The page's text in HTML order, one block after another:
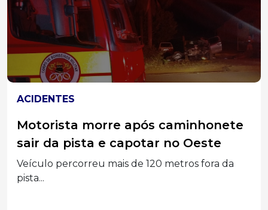
CONCÓRDIA
Bebê nasce dentro de carro durante
viagem e família recebe escolta da
PRF
Casal de Concórdia seguia pela BR-153 quando a